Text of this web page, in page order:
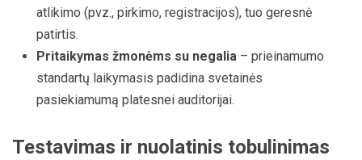
atlikimo (pvz., pirkimo, registracijos), tuo geresnė
patirtis.
Pritaikymas žmonėms su negalia – prieinamumo
standartų laikymasis padidina svetainės
pasiekiamumą platesnei auditorijai.
Testavimas ir nuolatinis tobulinimas